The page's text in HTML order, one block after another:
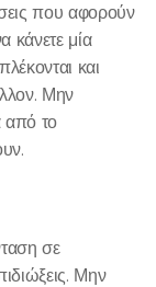
που αφορούν
κάνετε μία
και
Μην
από το
σε
Μην